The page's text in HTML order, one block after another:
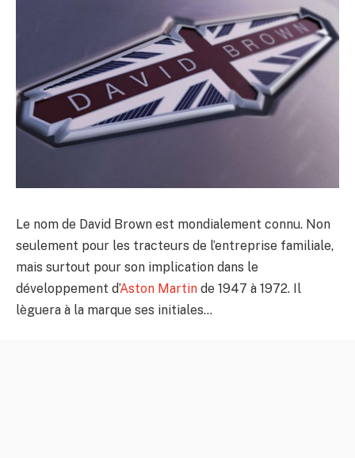
Le nom de David Brown est mondialement connu. Non
seulement pour les tracteurs de l’entreprise familiale,
mais surtout pour son implication dans le
développement d’Aston Martin de 1947 à 1972. Il
lèguera à la marque ses initiales…